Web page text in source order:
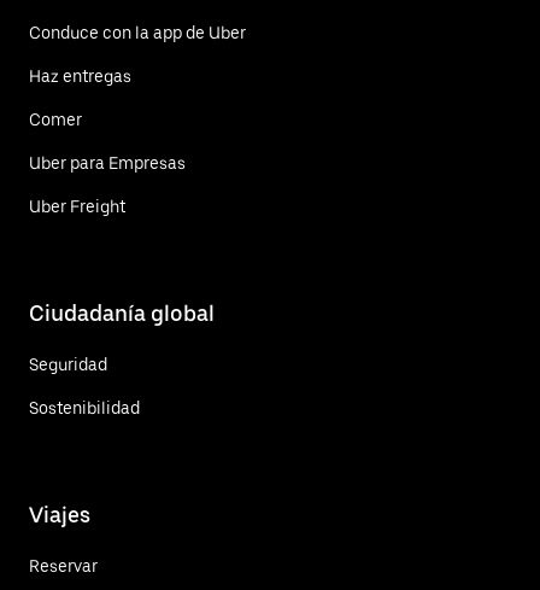
Conduce con la app de Uber
Haz entregas
Comer
Uber para Empresas
Uber Freight
Ciudadanía global
Seguridad
Sostenibilidad
Viajes
Reservar